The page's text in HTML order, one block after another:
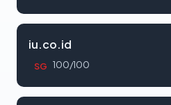
iu.co.id
SG 100/100